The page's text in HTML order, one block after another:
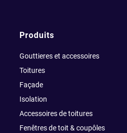
Produits
Gouttieres et accessoires
Toitures
Façade
Isolation
Accessoires de toitures
Fenêtres de toit & coupôles